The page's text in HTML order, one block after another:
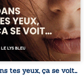
émotions longtemps
Des années plus
alors qu’elle s’apprête à ...
tes yeux, ça se voit…